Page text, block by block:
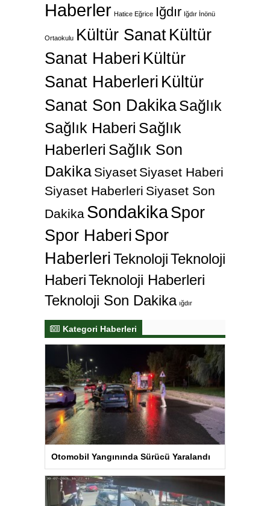
Haberler Hatice Eğrice Iğdır Iğdır İnönü
Ortaokulu Kültür SanatKültür
Sanat Haberi Kültür
Sanat Haberleri Kültür
Sanat Son DakikaSağlık
Sağlık Haberi Sağlık
Haberleri Sağlık Son
Dakika Siyaset Siyaset Haberi
Siyaset Haberleri Siyaset Son
Dakika SondakikaSpor
Spor Haberi Spor
HaberleriTeknolojiTeknoloji
HaberiTeknoloji Haberleri
Teknoloji Son Dakika ığdır
Kategori Haberleri
Otomobil Yangınında Sürücü Yaralandı